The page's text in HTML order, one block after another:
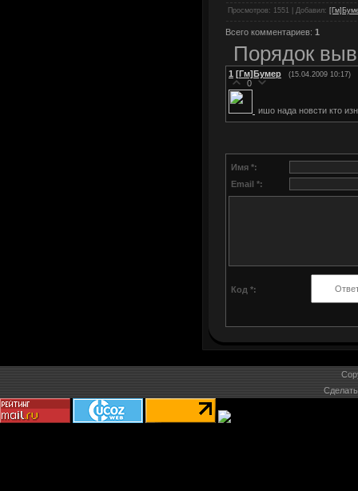
Просмотров: 1551 | Добавил:
Всего комментариев: 1
Порядок
1 [Гм]Бумер (15.04.2009 10:17)
0
ишо нада новсти кто
Имя *:
Email *:
Код *: